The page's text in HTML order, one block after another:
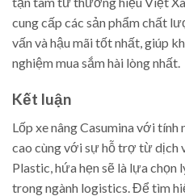
cung cấp các sản phẩm chất
vấn và hậu mãi tốt nhất, giúp
nghiệm mua sắm hài lòng nhất.
Kết luận
Lốp xe nâng Casumina với
cao cùng với sự hỗ trợ từ dịch
Plastic, hứa hẹn sẽ là lựa
trong ngành logistics. Để tìm